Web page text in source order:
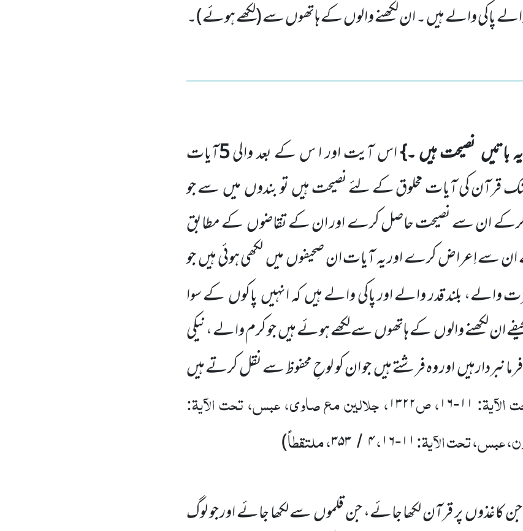
پاکی والے ہیں ۔ ان لکھنے والوں کے ہاتھوں سے (لکھے ہوئے)۔
باتیں نصیحت ہیں ۔}اس آیت اور ا س کے بعد والی5آیات
قرآن کی آیات مخلوق کے لئے نصیحت ہیںتو بندوںمیںسے جو
کرکے ان سے نصیحت حاصل کرے اور ان کے تقاضوںکے مطابق
سے اِعراض کرے اور یہ آیات ان صحیفوںمیںلکھی ہوئی ہیںجو
والے، بلند قدر والے اور پاکی والے ہیںکہ انہیںپاکوںکے سوا
انلکھنے والوںکے ہاتھوںسے لکھے ہوئے ہیں جو کرم والے ،نیکی
اور وہ فرشتے ہیںجو ان کو لوحِ محفوظ سے نقل کرتے ہیں
۱۱-۱۶، ص۱۳۲۲، جلالین مع صاوی، عبس، تحت الآیۃ:
عبس، تحت الآیۃ:۱۱-۱۶،۴ / ۳۵۳، ملتقطاً)
کاغذوںپر قرآن لکھا جائے، جن قلموںسے لکھا جائے اور جو لوگ